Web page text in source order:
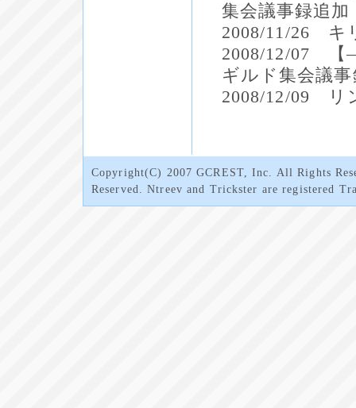
集会議事録追加
2008/11/26 キ
2008/12/07 【
ギルド集会議
2008/12/09 リ
Copyright(C) 2007 GCREST, Inc. All Rights
Reserved. Ntreev and Trickster are registered